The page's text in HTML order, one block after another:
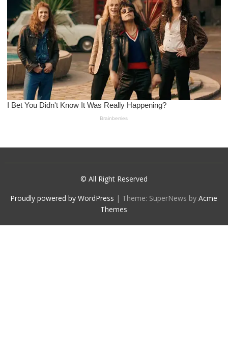
© All Right Reserved
Proudly powered by WordPress | Theme: SuperNews byAcme
Themes